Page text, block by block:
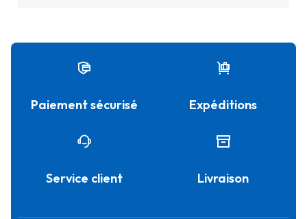
Paiement sécurisé Expéditions
Service client Livraison